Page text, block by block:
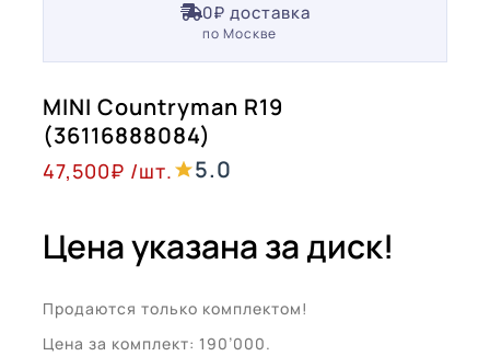
0₽ доставка
по Москве
MINI Countryman R19
(36116888084)
47,500₽ /шт. 5.0
Цена указана за диск!
Продаются только комплектом!
Цена за комплект: 190’000.